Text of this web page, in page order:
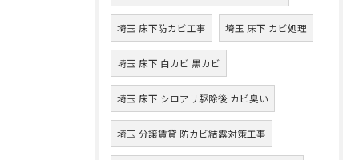
埼玉 床下防カビ工事 埼玉 床下 カビ処理
埼玉 床下 白カビ 黒カビ
埼玉 床下 シロアリ駆除後 カビ臭い
埼玉 分譲賃貸 防カビ結露対策工事